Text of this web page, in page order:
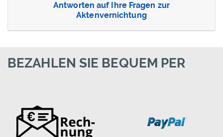
Antworten auf Ihre Fragen zur
Aktenvernichtung
BEZAHLEN SIE BEQUEM PER